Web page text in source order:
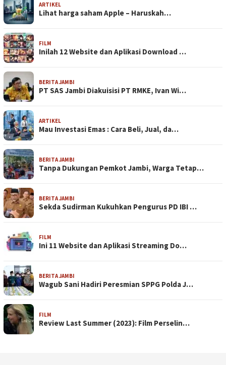
ARTIKEL
Lihat harga saham Apple – Haruskah…
FILM
Inilah 12 Website dan Aplikasi Download …
BERITA JAMBI
PT SAS Jambi Diakuisisi PT RMKE, Ivan Wi…
ARTIKEL
Mau Investasi Emas : Cara Beli, Jual, da…
BERITA JAMBI
Tanpa Dukungan Pemkot Jambi, Warga Tetap…
BERITA JAMBI
Sekda Sudirman Kukuhkan Pengurus PD IBI …
FILM
Ini 11 Website dan Aplikasi Streaming Do…
BERITA JAMBI
Wagub Sani Hadiri Peresmian SPPG Polda J…
FILM
Review Last Summer (2023): Film Perselin…